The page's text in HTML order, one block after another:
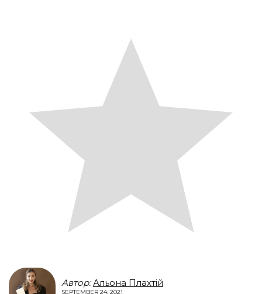
Автор: Альона Плахтій
SEPTEMBER 24, 2021